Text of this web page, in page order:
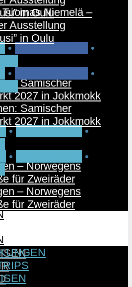
in Oulu
• RUNDREISEN
•
Samischer
2027 in Jokkmokk
• NORWEGEN •
– Norwegens
für Zweiräder
Niemelä –
Ausstellung
in Oulu
•
•
Samischer
2027 in Jokkmokk
•
•
– Norwegens
für Zweiräder